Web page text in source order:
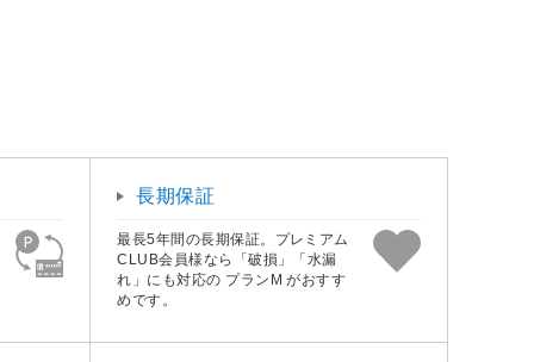
長期保証
最長5年間の長期保証。プレミアム
CLUB会員様なら「破損」「水漏
れ」にも対応の プランM がおすす
めです。